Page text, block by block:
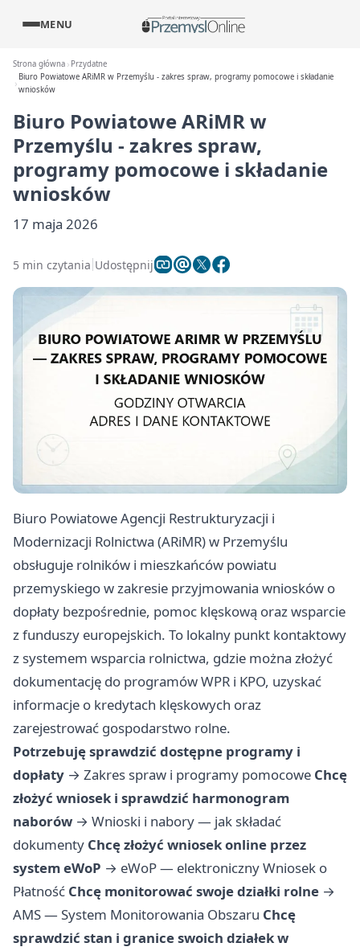
MENU
Strona główna
Przydatne
Biuro Powiatowe ARiMR w Przemyślu - zakres spraw, programy pomocowe i składanie
wniosków
Biuro Powiatowe ARiMR w
Przemyślu - zakres spraw,
programy pomocowe i składanie
wniosków
17 maja 2026
5 min czytania Udostępnij
Biuro Powiatowe Agencji Restrukturyzacji i
Modernizacji Rolnictwa (ARiMR) w Przemyślu
obsługuje rolników i mieszkańców powiatu
przemyskiego w zakresie przyjmowania wniosków o
dopłaty bezpośrednie, pomoc klęskową oraz wsparcie
z funduszy europejskich. To lokalny punkt kontaktowy
z systemem wsparcia rolnictwa, gdzie można złożyć
dokumentację do programów WPR i KPO, uzyskać
informacje o kredytach klęskowych oraz
zarejestrować gospodarstwo rolne.
Potrzebuję sprawdzić dostępne programy i
dopłaty → Zakres spraw i programy pomocowe Chcę
złożyć wniosek i sprawdzić harmonogram
naborów → Wnioski i nabory — jak składać
dokumenty Chcę złożyć wniosek online przez
system eWoP → eWoP — elektroniczny Wniosek o
Płatność Chcę monitorować swoje działki rolne →
AMS — System Monitorowania Obszaru Chcę
sprawdzić stan i granice swoich działek w